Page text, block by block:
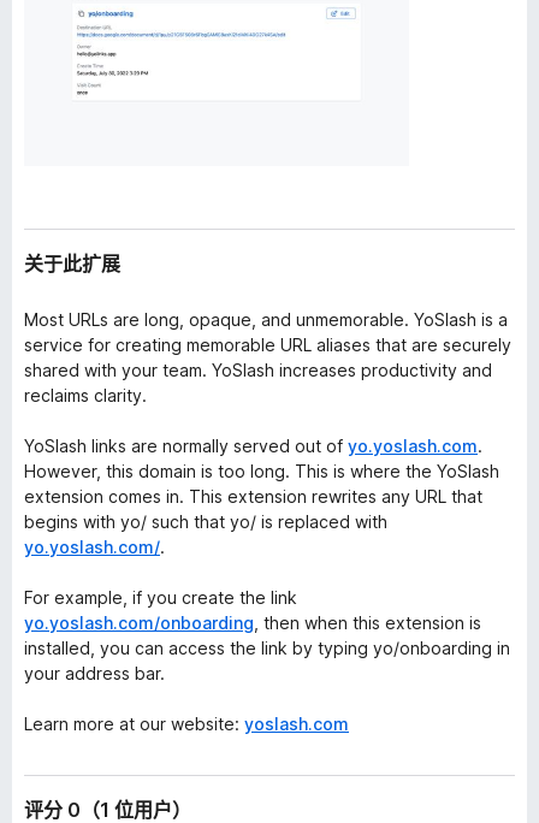
关于此扩展
Most URLs are long, opaque, and unmemorable. YoSlash is a
service for creating memorable URL aliases that are securely
shared with your team. YoSlash increases productivity and
reclaims clarity.
YoSlash links are normally served out of yo.yoslash.com.
However, this domain is too long. This is where the YoSlash
extension comes in. This extension rewrites any URL that
begins with yo/ such that yo/ is replaced with
yo.yoslash.com/.
For example, if you create the link
yo.yoslash.com/onboarding , then when this extension is
installed, you can access the link by typing yo/onboarding in
your address bar.
Learn more at our website: yoslash.com
评分 0（1 位用户）